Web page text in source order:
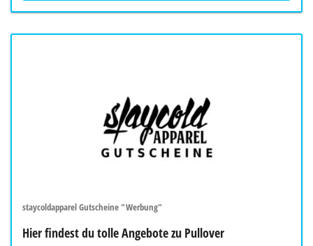
staycoldapparel Gutscheine "Werbung"
Hier findest du tolle Angebote zu Pullover